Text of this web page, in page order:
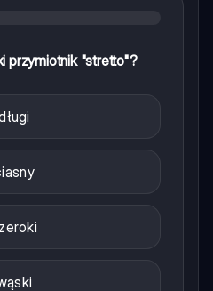
przymiotnik "stretto"?